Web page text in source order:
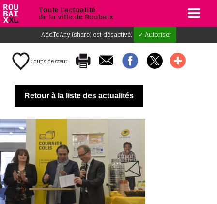
Toute l'actualité
de la ville de Roubaix
AddToAny (share) est désactivé. ✓ Autoriser
Coups de cœur
Retour à la liste des actualités